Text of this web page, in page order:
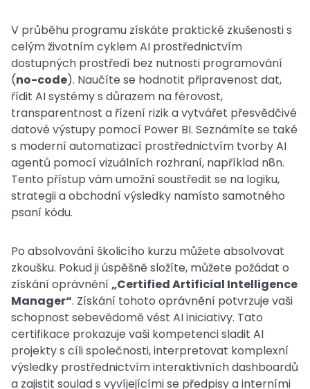
V průběhu programu získáte praktické zkušenosti s
celým životním cyklem AI prostřednictvím
dostupných prostředí bez nutnosti programování
(no-code). Naučíte se hodnotit připravenost dat,
řídit AI systémy s důrazem na férovost,
transparentnost a řízení rizik a vytvářet přesvědčivé
datové výstupy pomocí Power BI. Seznámíte se také
s moderní automatizací prostřednictvím tvorby AI
agentů pomocí vizuálních rozhraní, například n8n.
Tento přístup vám umožní soustředit se na logiku,
strategii a obchodní výsledky namísto samotného
psaní kódu.
Po absolvování školicího kurzu můžete absolvovat
zkoušku. Pokud ji úspěšně složíte, můžete požádat o
získání oprávnění„Certified Artificial Intelligence
Manager“. Získání tohoto oprávnění potvrzuje vaši
schopnost sebevědomě vést AI iniciativy. Tato
certifikace prokazuje vaši kompetenci sladit AI
projekty s cíli společnosti, interpretovat komplexní
výsledky prostřednictvím interaktivních dashboardů
a zajistit soulad s vyvíjejícími se předpisy a interními